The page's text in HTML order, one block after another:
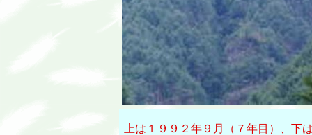
上は１９９２年９月（７年目）、下